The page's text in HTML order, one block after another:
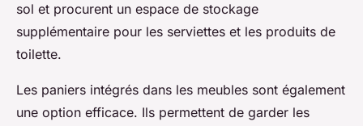
sol et procurent un espace de stockage
supplémentaire pour les serviettes et les produits de
toilette.
Les paniers intégrés dans les meubles sont également
une option efficace. Ils permettent de garder les